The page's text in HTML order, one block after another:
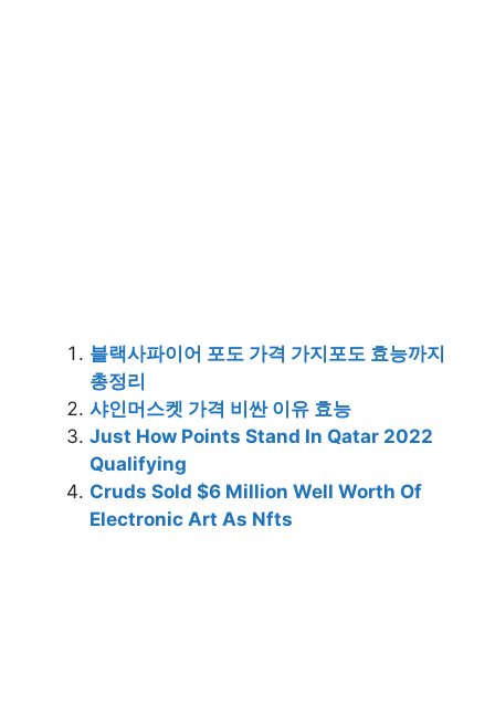
블랙사파이어 포도 가격 가지포도 효능까지
총정리
샤인머스켓 가격 비싼 이유 효능
Just How Points Stand In Qatar 2022
Qualifying
Cruds Sold $6 Million Well Worth Of
Electronic Art As Nfts